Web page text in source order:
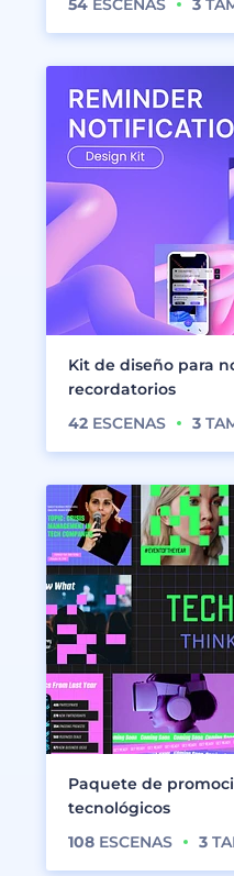
54 ESCENAS 3
Kit de diseño para
recordatorios
42 ESCENAS 3
Paquete de
tecnológicos
108 ESCENAS 3